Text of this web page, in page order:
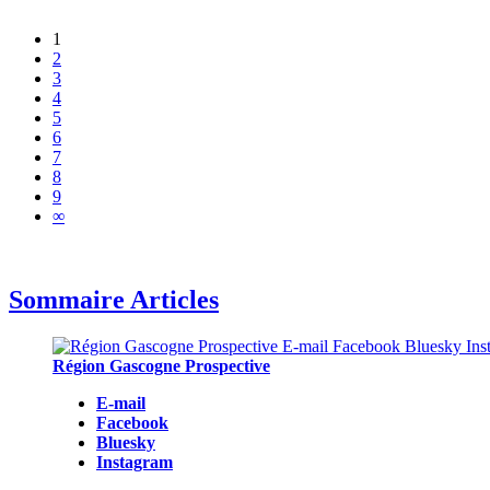
1
2
3
4
5
6
7
8
9
∞
Sommaire Articles
Région Gascogne Prospective
E-mail
Facebook
Bluesky
Instagram